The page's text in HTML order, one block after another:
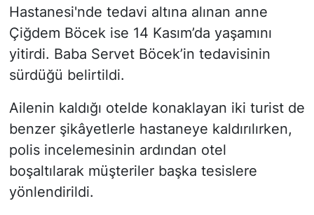
Hastanesi'nde tedavi altına alınan anne
Çiğdem Böcek ise 14 Kasım’da yaşamını
yitirdi. Baba Servet Böcek’in tedavisinin
sürdüğü belirtildi.
Ailenin kaldığı otelde konaklayan iki turist de
benzer şikâyetlerle hastaneye kaldırılırken,
polis incelemesinin ardından otel
boşaltılarak müşteriler başka tesislere
yönlendirildi.